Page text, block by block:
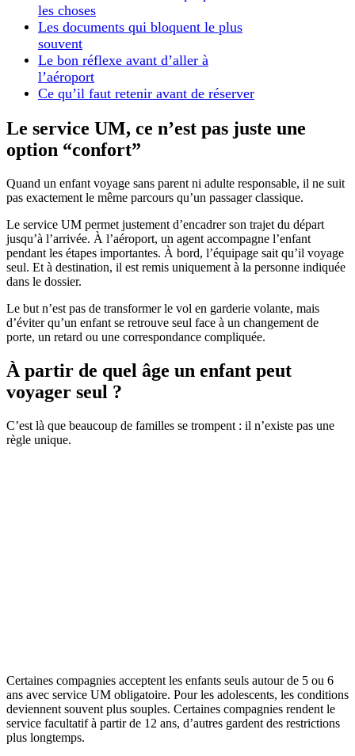
les choses
Les documents qui bloquent le plus
souvent
Le bon réflexe avant d’aller à
l’aéroport
Ce qu’il faut retenir avant de réserver
Le service UM, ce n’est pas juste une
option “confort”
Quand un enfant voyage sans parent ni adulte responsable, il ne suit
pas exactement le même parcours qu’un passager classique.
Le service UM permet justement d’encadrer son trajet du départ
jusqu’à l’arrivée. À l’aéroport, un agent accompagne l’enfant
pendant les étapes importantes. À bord, l’équipage sait qu’il voyage
seul. Et à destination, il est remis uniquement à la personne indiquée
dans le dossier.
Le but n’est pas de transformer le vol en garderie volante, mais
d’éviter qu’un enfant se retrouve seul face à un changement de
porte, un retard ou une correspondance compliquée.
À partir de quel âge un enfant peut
voyager seul ?
C’est là que beaucoup de familles se trompent : il n’existe pas une
règle unique.
Certaines compagnies acceptent les enfants seuls autour de 5 ou 6
ans avec service UM obligatoire. Pour les adolescents, les conditions
deviennent souvent plus souples. Certaines compagnies rendent le
service facultatif à partir de 12 ans, d’autres gardent des restrictions
plus longtemps.